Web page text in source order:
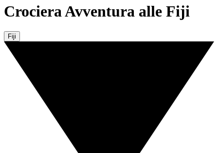
Crociera Avventura alle Fiji
Fiji